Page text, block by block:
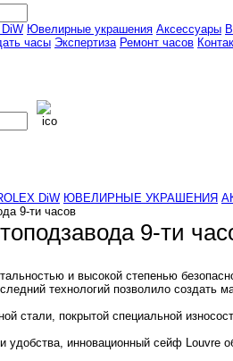
Ювелирные украшения Аксессуары
часы Экспертиза Ремонт часов
DiW ЮВЕЛИРНЫЕ УКРАШЕНИЯ
9-ти
и высокой степенью
технологий позволило
стали, покрытой специальной
удобства, инновационный сейф Louvre